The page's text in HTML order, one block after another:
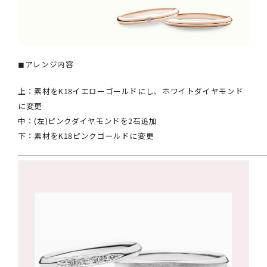
◼︎アレンジ内容
上：素材をK18イエローゴールドにし、ホワイトダイヤモンド
に変更
中：(左)ピンクダイヤモンドを2石追加
下：素材をK18ピンクゴールドに変更